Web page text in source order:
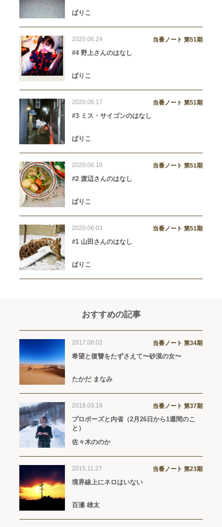
ばりこ
2020.06.24 当番ノート 第51期
#4 野上さんのはなし
ばりこ
2020.06.17 当番ノート 第51期
#3 ミス・サイゴンのはなし
ばりこ
2020.06.10 当番ノート 第51期
#2 渡辺さんのはなし
ばりこ
2020.06.03 当番ノート 第51期
#1 山田さんのはなし
ばりこ
おすすめの記事
2017.08.02 当番ノート 第34期
希望と復讐をたずさえて〜砂漠の女〜
たかだ まなみ
2018.03.18 当番ノート 第37期
プロポーズと内省（2月26日から1週間のこ
と）
佐々木ののか
2015.11.27 当番ノート 第23期
境界線上にネロはいない
百瀬 雄太